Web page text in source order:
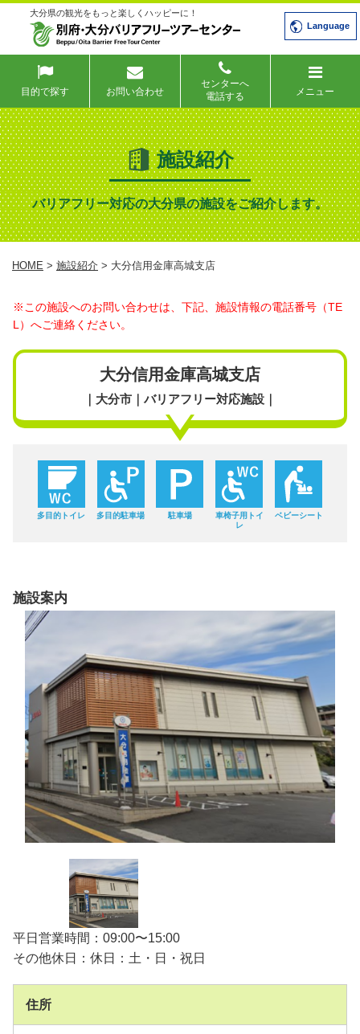
大分県の観光をもっと楽しくハッピーに！
Language
目的で探す お問い合わせ
センターへ
電話する
メニュー
施設紹介
バリアフリー対応の大分県の施設をご紹介します。
HOME > 施設紹介 > 大分信用金庫高城支店
※この施設へのお問い合わせは、下記、施設情報の電話番号（TE
L）へご連絡ください。
大分信用金庫高城支店
｜大分市｜バリアフリー対応施設｜
多目的トイレ 多目的駐車場 駐車場
車椅子用トイ
レ
ベビーシート
施設案内
平日営業時間：09:00〜15:00
その他休日：休日：土・日・祝日
住所